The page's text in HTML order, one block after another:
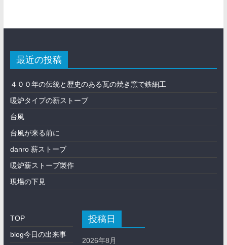
最近の投稿
４００年の伝統と歴史のある瓦の焼き窯で鉄細工
暖炉タイプの薪ストーブ
台風
台風が来る前に
danro 薪ストーブ
暖炉薪ストーブ製作
現場の下見
TOP
blog今日の出来事
投稿日
2026年8月